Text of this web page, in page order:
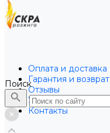
Оплата и доставка
Гарантия и возврат
Отзывы
Услуги
Контакты
Поиск